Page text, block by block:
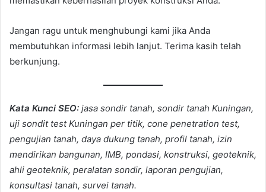
Jangan ragu untuk menghubungi kami jika Anda
membutuhkan informasi lebih lanjut. Terima kasih telah
berkunjung.
Kata Kunci SEO: jasa sondir tanah, sondir tanah Kuningan,
uji sondit test Kuningan per titik, cone penetration test,
pengujian tanah, daya dukung tanah, profil tanah, izin
mendirikan bangunan, IMB, pondasi, konstruksi, geoteknik,
ahli geoteknik, peralatan sondir, laporan pengujian,
konsultasi tanah, survei tanah.